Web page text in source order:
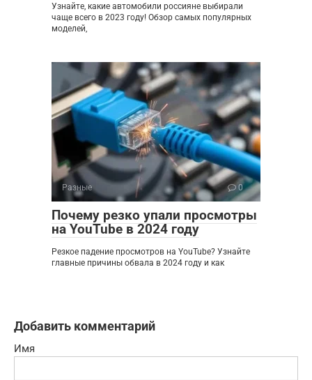
Узнайте, какие автомобили россияне выбирали
чаще всего в 2023 году! Обзор самых популярных
моделей,
Разные 0
Почему резко упали просмотры
на YouTube в 2024 году
Резкое падение просмотров на YouTube? Узнайте
главные причины обвала в 2024 году и как
Добавить комментарий
Имя